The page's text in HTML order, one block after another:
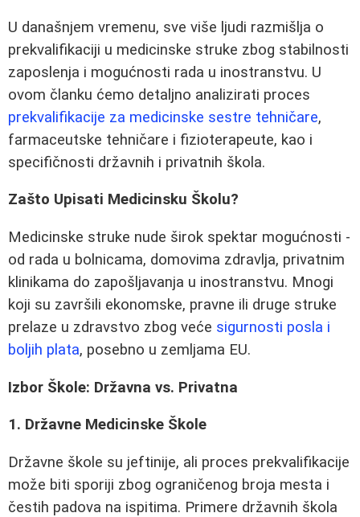
U današnjem vremenu, sve više ljudi razmišlja o
prekvalifikaciji u medicinske struke zbog stabilnosti
zaposlenja i mogućnosti rada u inostranstvu. U
ovom članku ćemo detaljno analizirati proces
prekvalifikacije za medicinske sestre tehničare,
farmaceutske tehničare i fizioterapeute, kao i
specifičnosti državnih i privatnih škola.
Zašto Upisati Medicinsku Školu?
Medicinske struke nude širok spektar mogućnosti -
od rada u bolnicama, domovima zdravlja, privatnim
klinikama do zapošljavanja u inostranstvu. Mnogi
koji su završili ekonomske, pravne ili druge struke
prelaze u zdravstvo zbog veće sigurnosti posla i
boljih plata, posebno u zemljama EU.
Izbor Škole: Državna vs. Privatna
1. Državne Medicinske Škole
Državne škole su jeftinije, ali proces prekvalifikacije
može biti sporiji zbog ograničenog broja mesta i
čestih padova na ispitima. Primere državnih škola